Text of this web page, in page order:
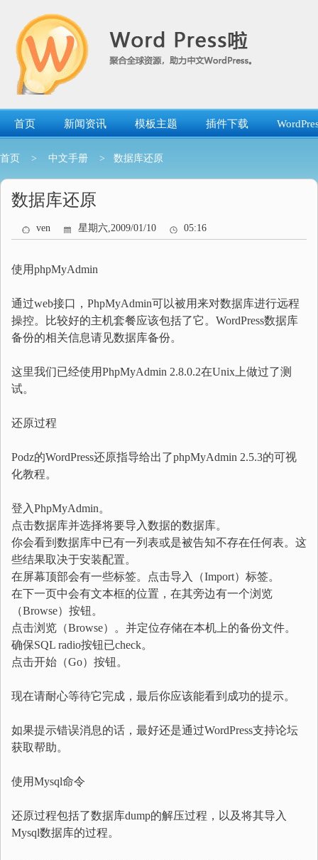
首页 新闻资讯 模板主题 插件下载
首页 > 中文手册 > 数据库还原
数据库还原
ven 星期六,2009/01/10 05:16
使用phpMyAdmin
通过web接口，PhpMyAdmin可以被用来对数据库进行远程
操控。比较好的主机套餐应该包括了它。WordPress数据库
备份的相关信息请见数据库备份。
这里我们已经使用PhpMyAdmin 2.8.0.2在Unix上做过了测
试。
还原过程
Podz的WordPress还原指导给出了phpMyAdmin 2.5.3的可视
化教程。
登入PhpMyAdmin。
点击数据库并选择将要导入数据的数据库。
你会看到数据库中已有一列表或是被告知不存在任何表。这
些结果取决于安装配置。
在屏幕顶部会有一些标签。点击导入（Import）标签。
在下一页中会有文本框的位置，在其旁边有一个浏览
（Browse）按钮。
点击浏览（Browse）。并定位存储在本机上的备份文件。
确保SQL radio按钮已check。
点击开始（Go）按钮。
现在请耐心等待它完成，最后你应该能看到成功的提示。
如果提示错误消息的话，最好还是通过WordPress支持论坛
获取帮助。
使用Mysql命令
还原过程包括了数据库dump的解压过程，以及将其导入
Mysql数据库的过程。